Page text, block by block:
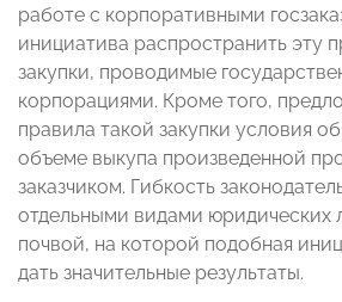
работе с корпоративными
инициатива распространить эту
закупки, проводимые
корпорациями. Кроме того,
правила такой закупки условия
объеме выкупа произведенной
заказчиком. Гибкость
отдельными видами юридических
почвой, на которой подобная
дать значительные результаты.